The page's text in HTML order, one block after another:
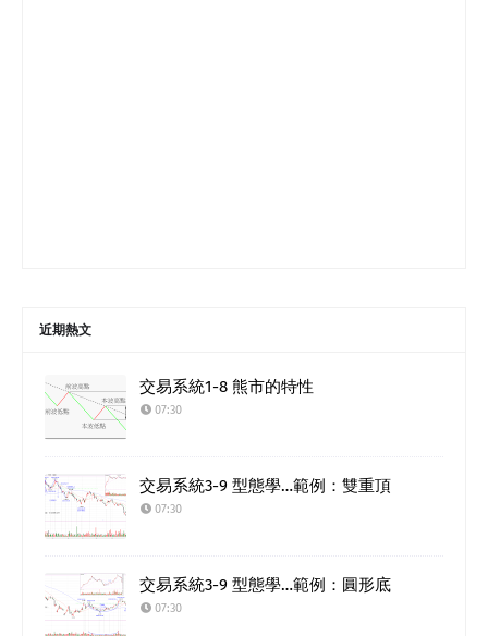
近期熱文
交易系統1-8 熊市的特性
07:30
交易系統3-9 型態學…範例：雙重頂
07:30
交易系統3-9 型態學…範例：圓形底
07:30